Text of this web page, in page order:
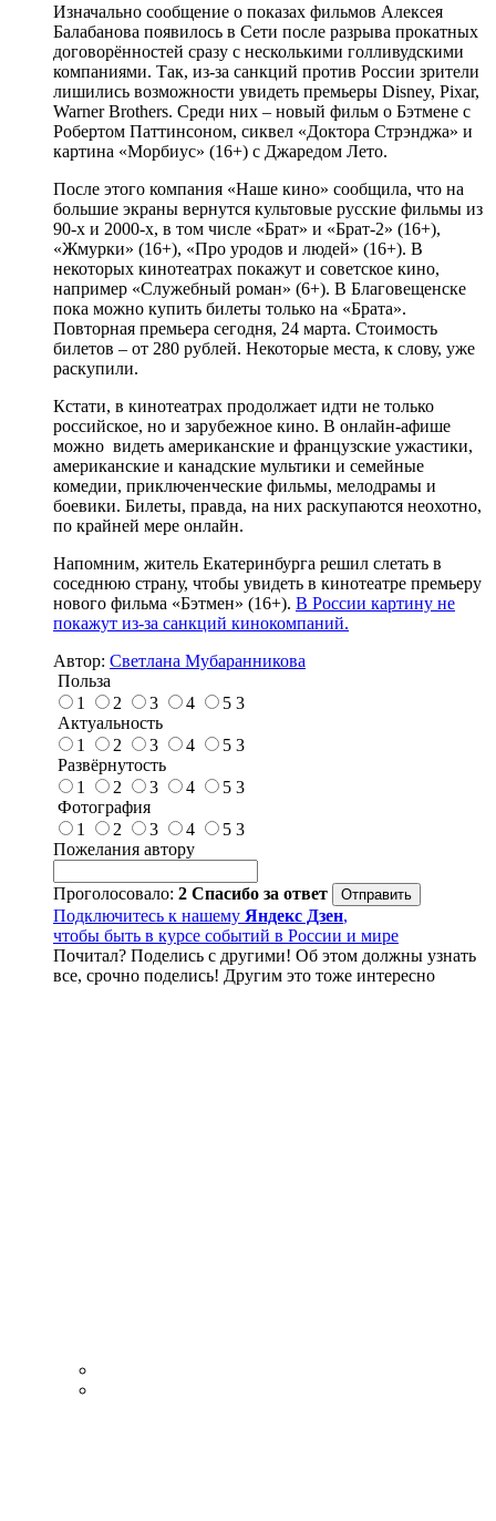
Изначально сообщение о показах фильмов Алексея
Балабанова появилось в Сети после разрыва прокатных
договорённостей сразу с несколькими голливудскими
компаниями. Так, из-за санкций против России зрители
лишились возможности увидеть премьеры Disney, Pixar,
Warner Brothers. Среди них – новый фильм о Бэтмене с
Робертом Паттинсоном, сиквел «Доктора Стрэнджа» и
картина «Морбиус» (16+) с Джаредом Лето.
После этого компания «Наше кино» сообщила, что на
большие экраны вернутся культовые русские фильмы из
90-х и 2000-х, в том числе «Брат» и «Брат-2» (16+),
«Жмурки» (16+), «Про уродов и людей» (16+). В
некоторых кинотеатрах покажут и советское кино,
например «Служебный роман» (6+). В Благовещенске
пока можно купить билеты только на «Брата».
Повторная премьера сегодня, 24 марта. Стоимость
билетов – от 280 рублей. Некоторые места, к слову, уже
раскупили.
Кстати, в кинотеатрах продолжает идти не только
российское, но и зарубежное кино. В онлайн-афише
можно видеть американские и французские ужастики,
американские и канадские мультики и семейные
комедии, приключенческие фильмы, мелодрамы и
боевики. Билеты, правда, на них раскупаются неохотно,
по крайней мере онлайн.
Напомним, житель Екатеринбурга решил слетать в
соседнюю страну, чтобы увидеть в кинотеатре премьеру
нового фильма «Бэтмен» (16+). В России картину не
покажут из-за санкций кинокомпаний.
Автор: Светлана Мубаранникова
Польза
1
2 3 4 5 3
Актуальность
1
2 3 4 5 3
Развёрнутость
1
2 3 4 5 3
Фотография
1
2 3 4 5 3
Пожелания автору
Проголосовало: 2 Спасибо за ответ
Подключитесь к нашему Яндекс Дзен,
чтобы быть в курсе событий в России и мире
Почитал? Поделись с другими! Об этом должны узнать
все, срочно поделись! Другим это тоже интересно